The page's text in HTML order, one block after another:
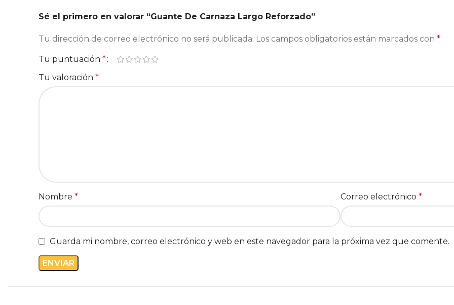
Sé el primero en valorar “Guante De Carnaza Largo Reforzado”
Tu dirección de correo electrónico no será publicada. Los campos obligatorios están marcados con *
Tu puntuación *
Tu valoración *
Nombre * Correo electrónico *
Guarda mi nombre, correo electrónico y web en este navegador para la próxima vez que comente.